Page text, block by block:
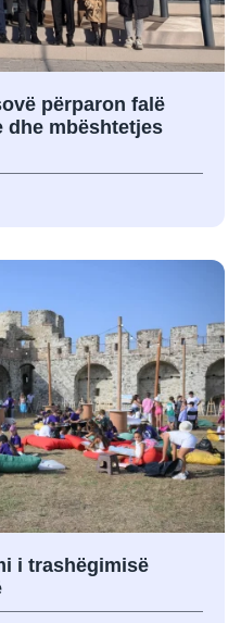
përparon falë
dhe mbështetjes
i trashëgimisë